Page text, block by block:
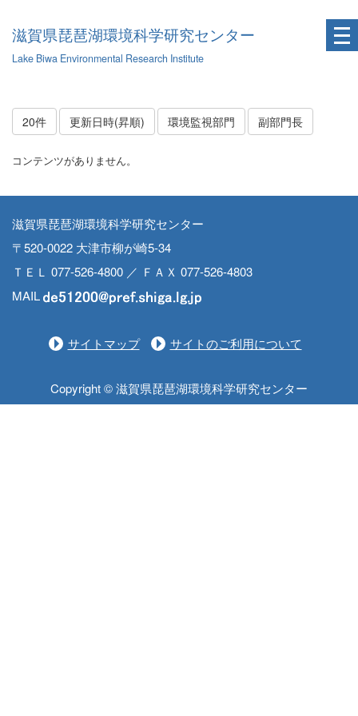
滋賀県琵琶湖環境科学研究センター
Lake Biwa Environmental Research Institute
20件 更新日時(昇順) 環境監視部門 副部門長
コンテンツがありません。
滋賀県琵琶湖環境科学研究センター
〒520-0022 大津市柳が崎5-34
ＴＥＬ 077-526-4800 ／ ＦＡＸ 077-526-4803
MAIL
サイトマップ サイトのご利用について
Copyright © 滋賀県琵琶湖環境科学研究センター